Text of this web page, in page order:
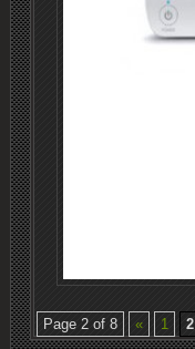
Page 2 of 8 « 1 2